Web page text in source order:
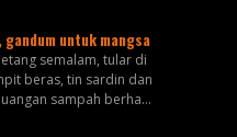
untuk mangsa
semalam, tular di
beras, tin sardin dan
sampah berha...